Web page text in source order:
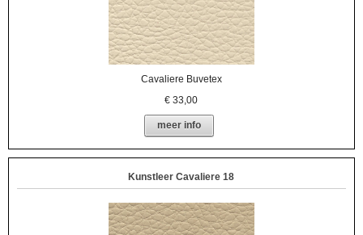
Cavaliere Buvetex
€33,00
meer info
Kunstleer Cavaliere 18